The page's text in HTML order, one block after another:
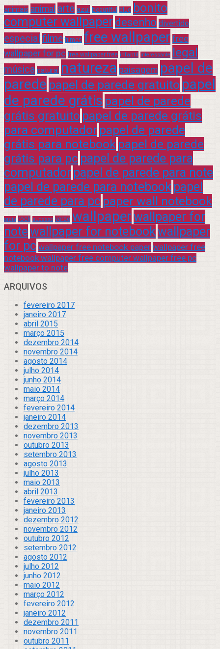
animais animal arte azul beautiful blue bonito
computer wallpaper desenho divertido
especial filme filmes free wallpaper free
wallpaper for pc free wallpaper free infantil interessante legal
música natural natureza paisagem papel de
parede papel de parede gratuito papel
de parede grátis papel de parede
grátis gratuito papel de parede grátis
para computador papel de parede
grátis para notebook papel de parede
grátis para pc papel de parede para
computador papel de parede para note
papel de parede para notebook papel
de parede para pc paper wall notebook
praia rock sucesso verde wallpaperwallpaper for
notewallpaper for notebookwallpaper
for pc wallpaper free notebook paper wallpaper free
notebook wallpaper free computer wallpaper free pc
wallpaper to note
ARQUIVOS
fevereiro 2017
janeiro 2017
abril 2015
março 2015
dezembro 2014
novembro 2014
agosto 2014
julho 2014
junho 2014
maio 2014
março 2014
fevereiro 2014
janeiro 2014
dezembro 2013
novembro 2013
outubro 2013
setembro 2013
agosto 2013
julho 2013
maio 2013
abril 2013
fevereiro 2013
janeiro 2013
dezembro 2012
novembro 2012
outubro 2012
setembro 2012
agosto 2012
julho 2012
junho 2012
maio 2012
março 2012
fevereiro 2012
janeiro 2012
dezembro 2011
novembro 2011
outubro 2011